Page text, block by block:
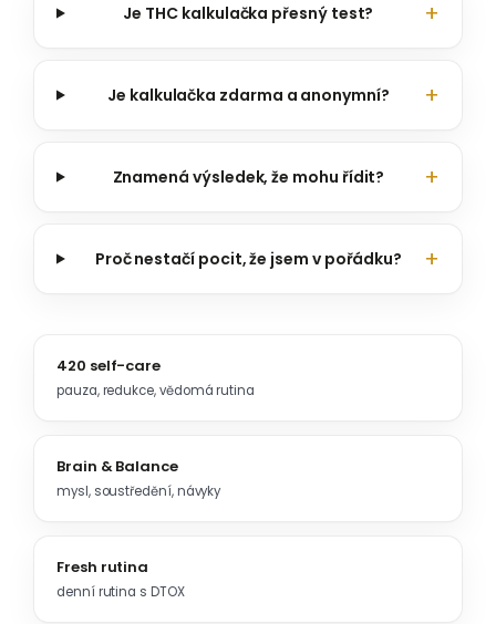
Je THC kalkulačka přesný test?
Je kalkulačka zdarma a anonymní?
Znamená výsledek, že mohu řídit?
Proč nestačí pocit, že jsem v pořádku?
420 self-care
pauza, redukce, vědomá rutina
Brain & Balance
mysl, soustředění, návyky
Fresh rutina
denní rutina s DTOX